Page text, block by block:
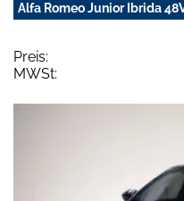
Alfa Romeo Junior Ibrida
Preis:
MWSt: